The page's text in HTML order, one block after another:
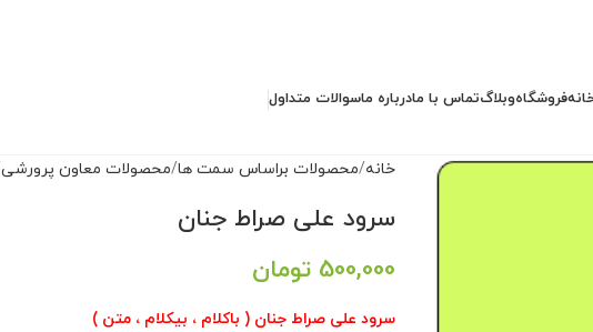
فروشگاهوبلاگتماس با مادرباره ماسوالات متداول
خانه محصولات براساس سمت ها محصولات معاون پرورشی
سرود علی صراط جنان
500,000 تومان
سرود علی صراط جنان ( باکلام ، بیکلام ، متن )